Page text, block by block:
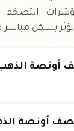
التضخم
تؤثر بشكل
أونصة الذهب
أونصة